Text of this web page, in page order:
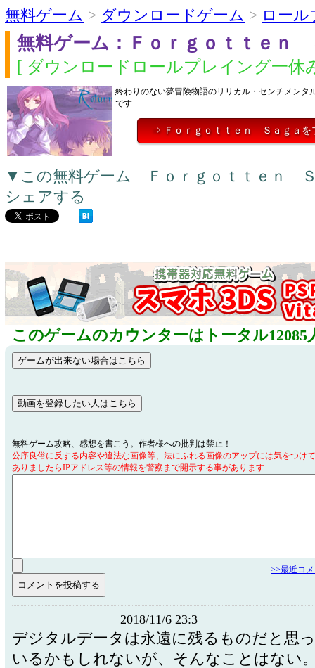
無料ゲーム > ダウンロードゲーム > ロー
無料ゲーム：Ｆｏｒｇｏｔｔｅｎ
[ ダウンロードロールプレイング一休
終わりのない夢冒険物語のリリカル・センチメンタ
です
⇒ Ｆｏｒｇｏｔｔｅｎ Ｓａｇａを
▼この無料ゲーム「Ｆｏｒｇｏｔｔｅｎ
シェアする
このゲームのカウンターはトータル12085
無料ゲーム攻略、感想を書こう。作者様への批判は禁止！
公序良俗に反する内容や違法な画像等、法にふれる画像のアップには気をつけ
ありましたらIPアドレス等の情報を警察まで開示する事があります
>>最近コ
2018/11/6 23:3
デジタルデータは永遠に残るものだと思
いるかもしれないが、そんなことはない